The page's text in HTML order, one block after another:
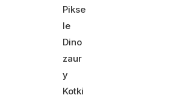
Pikse
le
Dino
zaur
y
Kotki